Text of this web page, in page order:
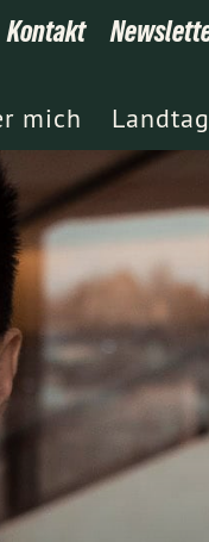
Kontakt
mich Landtag